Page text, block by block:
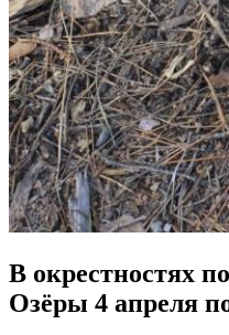
В окрестностях
Озёры 4 апреля